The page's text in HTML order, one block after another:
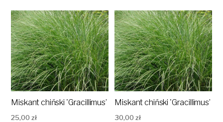
Miskant chiński 'Gracillimus’
25,00zł
Miskant chiński 'Gracillimus’
30,00zł